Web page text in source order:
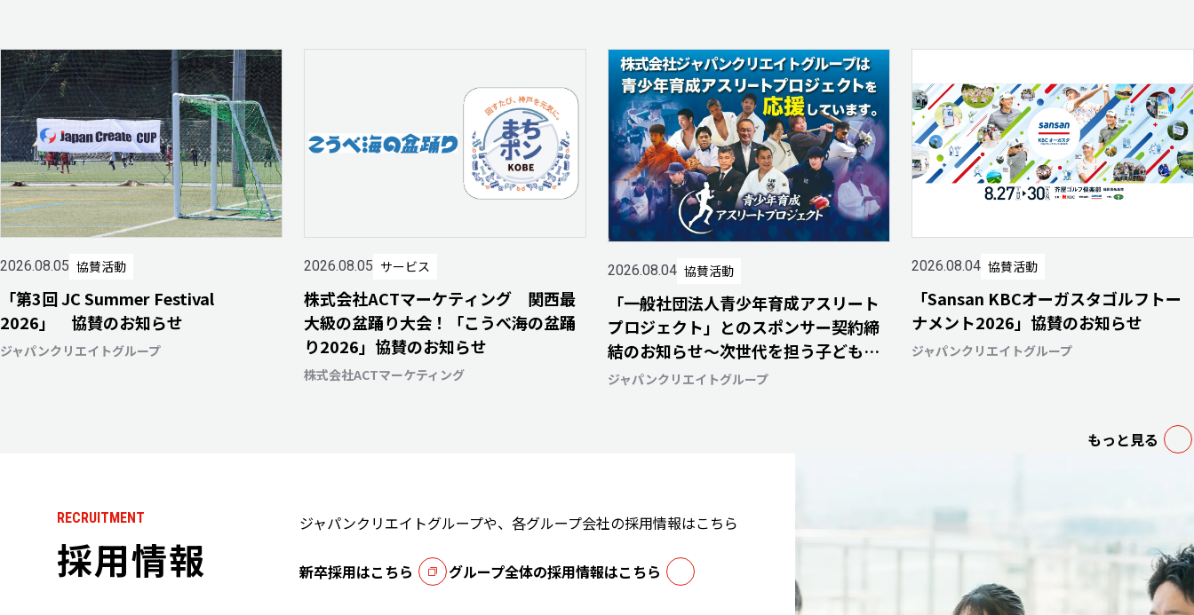
2026.08.05 協賛活動
「第3回 JC Summer Festival
2026」 協賛のお知らせ
ジャパンクリエイトグループ
2026.08.05 サービス
株式会社ACTマーケティング 関西最
大級の盆踊り大会！「こうべ海の盆踊
り2026」協賛のお知らせ
株式会社ACTマーケティング
2026.08.04 協賛活動
「一般社団法人青少年育成アスリート
プロジェクト」とのスポンサー契約締
結のお知らせ～次世代を担う子どもた
ちがスポーツを通じて輝ける未来へ～
ジャパンクリエイトグループ
2026.08.04 協賛活動
「Sansan KBCオーガスタゴルフトー
ナメント2026」協賛のお知らせ
ジャパンクリエイトグループ
もっと見る
RECRUITMENT
採用情報
ジャパンクリエイトグループや、 各グループ会社の採用情報はこちら
新卒採用はこちら グループ全体の採用情報はこちら